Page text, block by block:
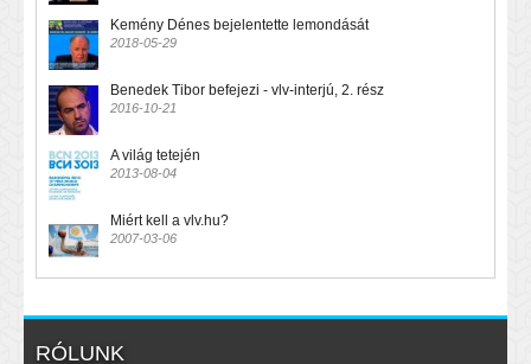
Kemény Dénes bejelentette lemondását
2018-05-29
Benedek Tibor befejezi - vlv-interjú, 2. rész
2016-10-21
A világ tetején
2013-08-04
Miért kell a vlv.hu?
2007-03-06
RÓLUNK